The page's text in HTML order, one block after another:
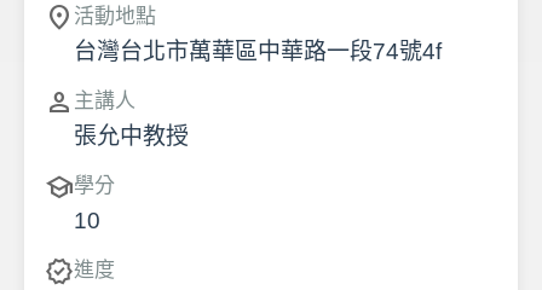
location_on 活動地點
台灣台北市萬華區中華路一段74號4f
person 主講人
張允中教授
school學分
10
verified進度